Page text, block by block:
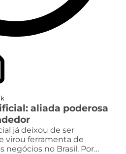
aliada poderosa
já deixou de ser
virou ferramenta de
negócios no Brasil. Por…